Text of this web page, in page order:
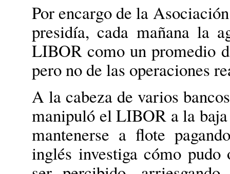
Por encargo de la
presidía, cada mañana la
LIBOR como un promedio
pero no de las operaciones
A la cabeza de varios
manipuló el LIBOR a la
mantenerse a flote
inglés investiga cómo